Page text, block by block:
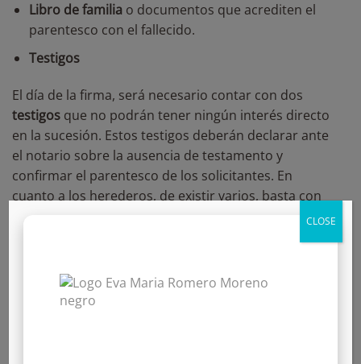
Libro de familiao documentos que acrediten el
parentesco con el fallecido.
Testigos
El día de la firma, será necesario contar con dos
testigos que no podrán tener ningún interés directo
en la sucesión. Estos testigos deberán declarar ante
el notario sobre la ausencia de testamento y
confirmar el parentesco de los solicitantes. En
cuanto a los herederos, de existir varios, basta con
Tras la revisión de la documentación y la declaración
y firma de los herederos quede los testigos, el
CLOSE